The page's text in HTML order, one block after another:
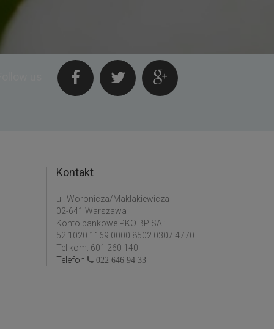
Kontakt
ul. Woronicza/Maklakiewicza
02-641 Warszawa
Konto bankowe PKO BP SA :
52 1020 1169 0000 8502 0307 4770
Tel kom: 601 260 140
Telefon
022 646 94 33